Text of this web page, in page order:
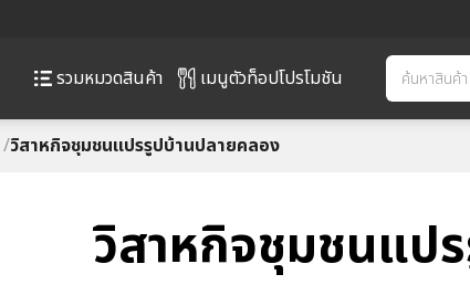
รวมหมวดสินค้า เมนูตัวท็อปโปรโมชัน
/วิสาหกิจชุมชนแปรรูปบ้านปลายคลอง
วิสาหกิจชุมชนแป